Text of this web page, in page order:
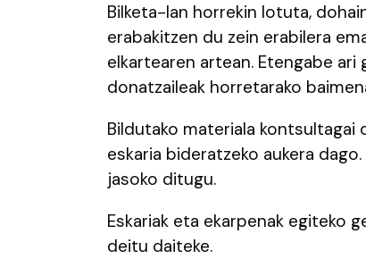
Bilketa-lan horrekin lotuta,
erabakitzen du zein erabilera
elkartearen artean. Etengabe
donatzaileak horretarako
Bildutako materiala kontsultagai
eskaria bideratzeko aukera
jasoko ditugu.
Eskariak eta ekarpenak egiteko
deitu daiteke.